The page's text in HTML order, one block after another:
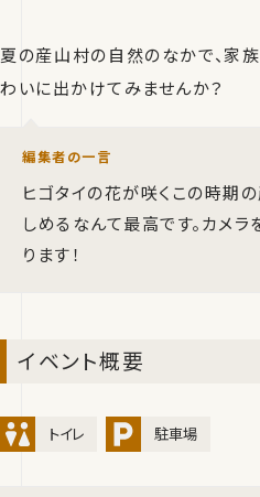
夏の産山村の自然のなかで、家
わいに出かけてみませんか？
編集者の一言
ヒゴタイの花が咲くこの時期
しめるなんて最高です。カメ
ります！
イベント概要
トイレ 駐車場